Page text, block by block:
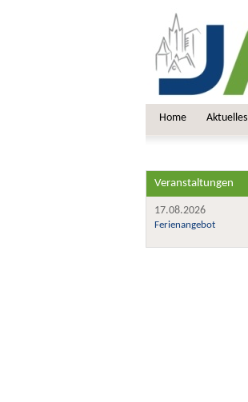
Home Aktuelles
Veranstaltungen
17.08.2026
Ferienangebot